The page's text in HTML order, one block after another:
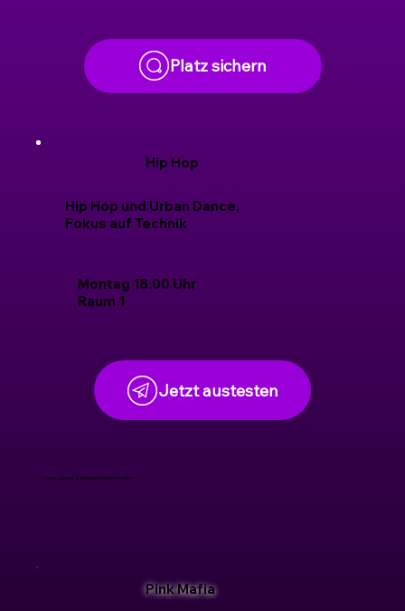
Hip Hop
Montag 18.00 Uhr
Raum 1
Hip Hop und Urban Dance,
Fokus auf Technik
Jetzt austesten
Platz sichern
Unsere Juniors 2 Meisterschaftsformation
Pink Mafia